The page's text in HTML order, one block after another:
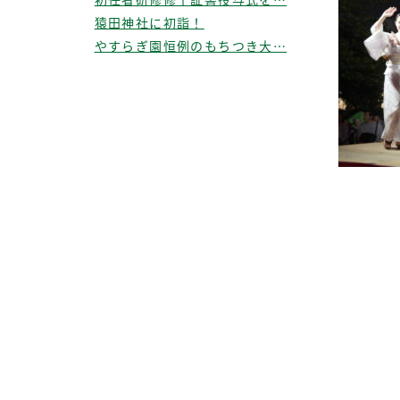
猿田神社に初詣！
やすらぎ園恒例のもちつき大…